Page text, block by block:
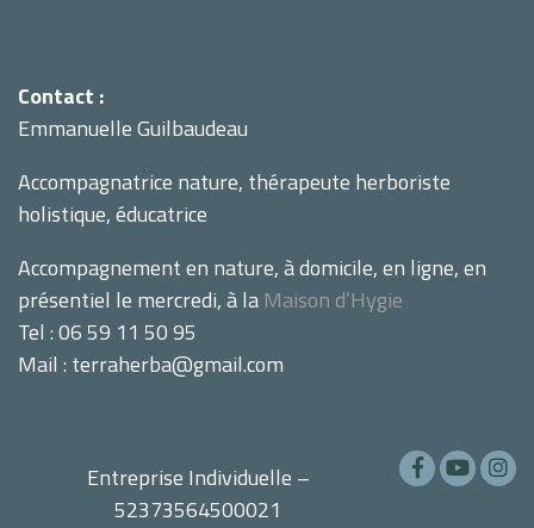
Contact :
Emmanuelle Guilbaudeau
Accompagnatrice nature, thérapeute herboriste
holistique, éducatrice
Accompagnement en nature, à domicile, en ligne, en
présentiel le mercredi, à la Maison d’Hygie
Tel : 06 59 11 50 95
Mail : terraherba@gmail.com
Entreprise Individuelle –
52373564500021